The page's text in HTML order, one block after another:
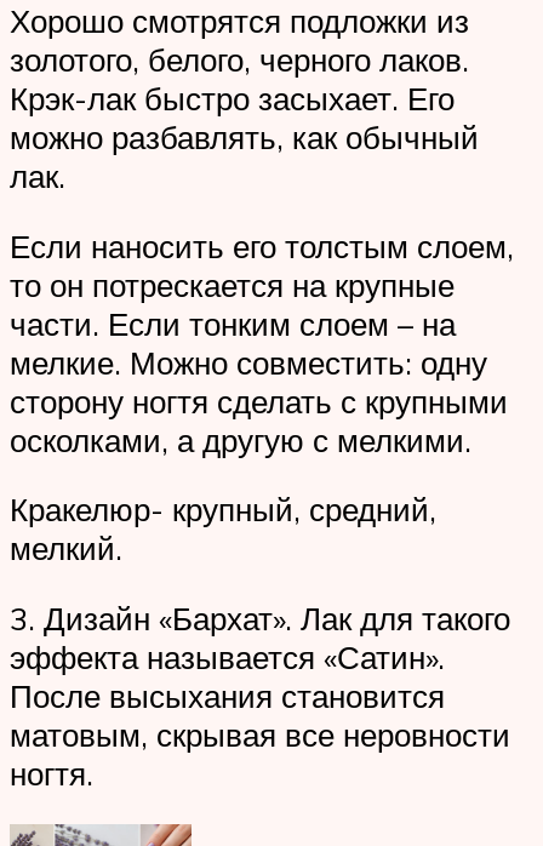
Хорошо смотрятся подложки из
золотого, белого, черного лаков.
Крэк-лак быстро засыхает. Его
можно разбавлять, как обычный
лак.
Если наносить его толстым слоем,
то он потрескается на крупные
части. Если тонким слоем – на
мелкие. Можно совместить: одну
сторону ногтя сделать с крупными
осколками, а другую с мелкими.
Кракелюр- крупный, средний,
мелкий.
3. Дизайн «Бархат». Лак для такого
эффекта называется «Сатин».
После высыхания становится
матовым, скрывая все неровности
ногтя.